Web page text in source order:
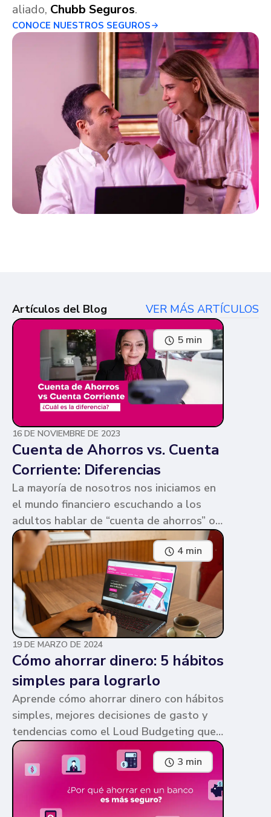
aliado, Chubb Seguros.
CONOCE NUESTROS SEGUROS
Artículos del Blog VER MÁS ARTÍCULOS
5 min
16 DE NOVIEMBRE DE 2023
Cuenta de Ahorros vs. Cuenta
Corriente: Diferencias
La mayoría de nosotros nos iniciamos en
el mundo financiero escuchando a los
adultos hablar de “cuenta de ahorros” o
“cuenta corriente”. Ambas cuentas
parecen similares y puede ser confuso,
pero te contamos en qué consiste cada
una y sus diferencias.
4 min
19 DE MARZO DE 2024
Cómo ahorrar dinero: 5 hábitos
simples para lograrlo
Aprende cómo ahorrar dinero con hábitos
simples, mejores decisiones de gasto y
tendencias como el Loud Budgeting que
pueden ayudarte a cumplir tus metas.
3 min